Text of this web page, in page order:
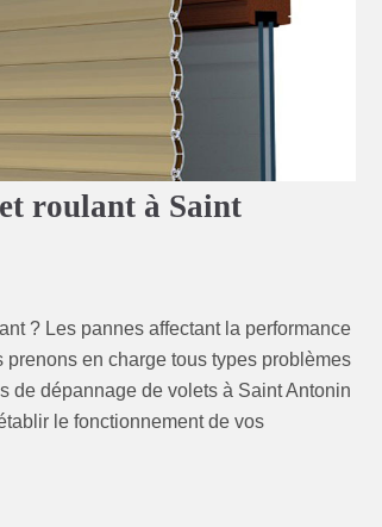
roulant à Saint
? Les pannes affectant la performance
en charge tous types problèmes
de dépannage de volets à Saint Antonin
le fonctionnement de vos